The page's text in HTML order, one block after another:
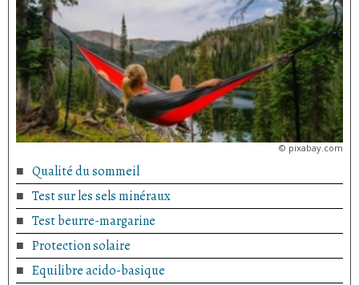
© pixabay.com
Qualité du sommeil
Test sur les sels minéraux
Test beurre-margarine
Protection solaire
Equilibre acido-basique